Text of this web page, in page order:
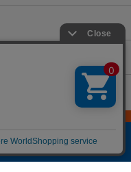
reserved.